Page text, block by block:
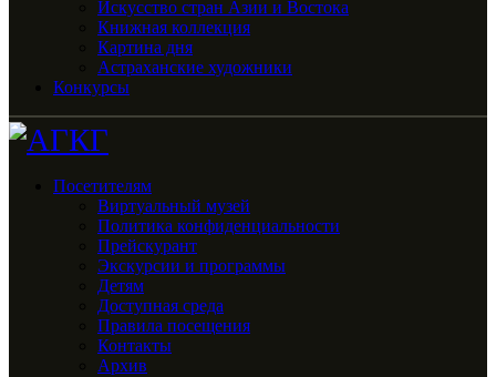
Искусство стран Азии и Востока
Книжная коллекция
Картина дня
Астраханские художники
Конкурсы
Посетителям
Виртуальный музей
Политика конфиденциальности
Прейскурант
Экскурсии и программы
Детям
Доступная среда
Правила посещения
Контакты
Архив